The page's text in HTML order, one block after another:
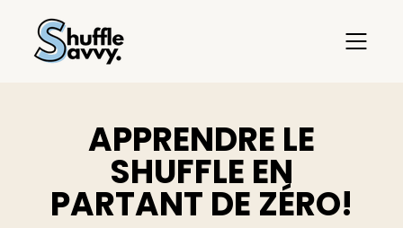
APPRENDRE LE
SHUFFLE EN
PARTANT DE ZÉRO!